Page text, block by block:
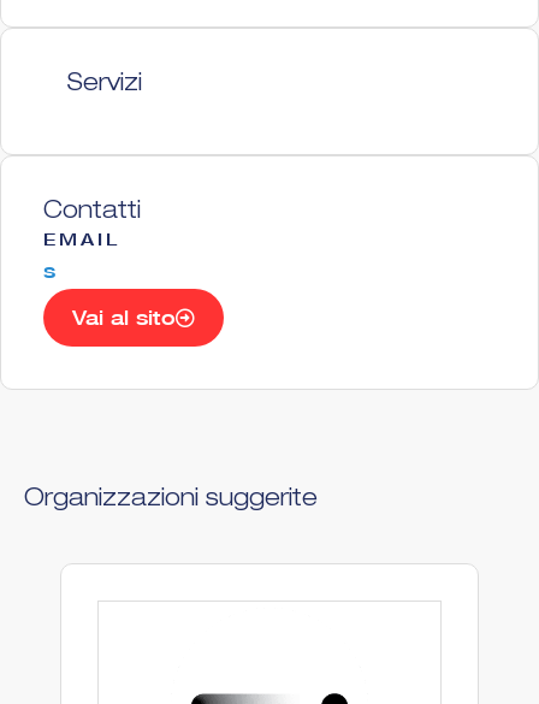
Servizi
Contatti
EMAIL
s
Vai al sito
Organizzazioni suggerite